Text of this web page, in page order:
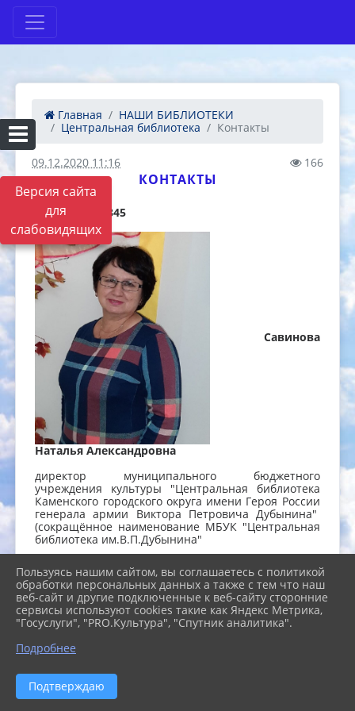
Версия сайта
для
слабовидящих
Главная
НАШИ БИБЛИОТЕКИ
Центральная библиотека
Контакты
09.12.2020 11:16 166
КОНТАКТЫ
8 (3439) 310-345
Савинова
Наталья Александровна
директор муниципального бюджетного
учреждения культуры "Центральная библиотека
Каменского городского округа имени Героя России
генерала армии Виктора Петровича Дубынина"
(сокращённое наименование МБУК "Центральная
библиотека им.В.П.Дубынина"
n-savinova@list.ru
Отдел обслуживания
Пользуясь нашим сайтом, вы соглашаетесь с политикой
обработки персональных данных а также с тем что наш
веб-сайт и другие подключенные к веб-сайту сторонние
сервисы используют cookies такие как Яндекс Метрика,
"Госуслуги", "PRO.Культура", "Спутник аналитика".
Подробнее
Подтверждаю